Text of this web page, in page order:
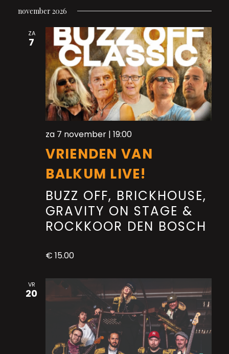
november 2026
ZA
7
za 7 november | 19:00
VRIENDEN VAN
BALKUM LIVE!
BUZZ OFF, BRICKHOUSE,
GRAVITY ON STAGE &
ROCKKOOR DEN BOSCH
€ 15.00
VR
20